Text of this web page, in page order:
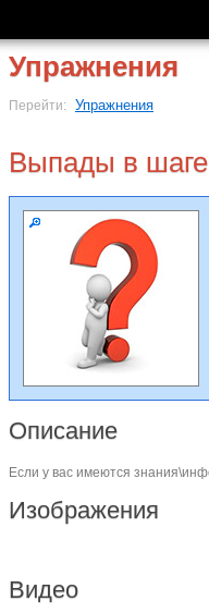
Упражнения
Перейти: Упражнения
Выпады в шаге
Описание
Если у вас имеются
Изображения
Видео